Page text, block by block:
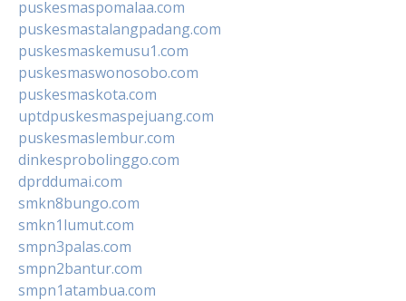
puskesmaspomalaa.com
puskesmastalangpadang.com
puskesmaskemusu1.com
puskesmaswonosobo.com
puskesmaskota.com
uptdpuskesmaspejuang.com
puskesmaslembur.com
dinkesprobolinggo.com
dprddumai.com
smkn8bungo.com
smkn1lumut.com
smpn3palas.com
smpn2bantur.com
smpn1atambua.com